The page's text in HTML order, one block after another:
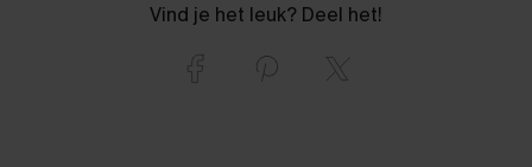
Vind je het leuk? Deel het!